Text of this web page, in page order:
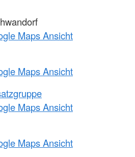
Maps Ansicht
Maps Ansicht
Maps Ansicht
Maps Ansicht